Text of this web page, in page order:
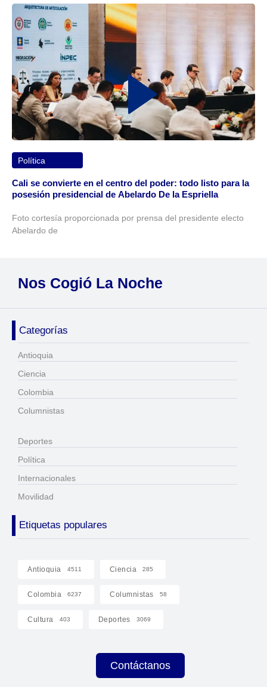
Política
Cali se convierte en el centro del poder: todo listo para la
posesión presidencial de Abelardo De la Espriella
Foto cortesía proporcionada por prensa del presidente electo
Abelardo de
Nos Cogió La Noche
Categorías
Antioquia
Ciencia
Colombia
Columnistas
Deportes
Política
Internacionales
Movilidad
Etiquetas populares
Antioquia 4511 Ciencia 285
Colombia 6237 Columnistas 58
Cultura 403 Deportes 3069
Contáctanos